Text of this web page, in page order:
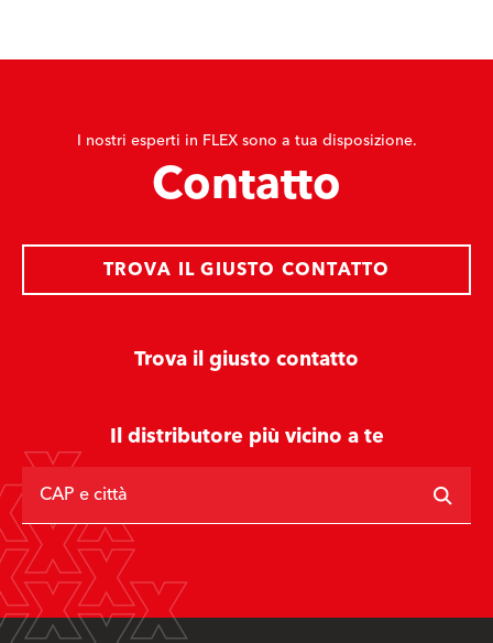
I nostri esperti in FLEX sono a tua disposizione.
Contatto
Trova il giusto contatto
TROVA IL GIUSTO CONTATTO
Il distributore più vicino a te
CAP e città